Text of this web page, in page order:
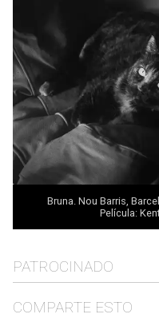
Bruna. Nou Barris,
Película:
PATROCINADO
COMPARTE ESTO